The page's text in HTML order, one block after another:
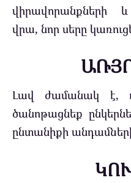
վիրավորանքների և
վրա, նոր սերը
Լավ ժամանակ է,
ծանոթացնեք
ընտանիքի